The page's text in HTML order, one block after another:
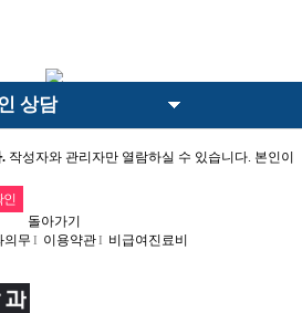
원가입
NEW
상담
상담
톡 상담
예약
과 문의
작성자와 관리자만 열람하실 수 있습니다. 본인이
돌아가기
의무 I 이용약관I 비급여진료비